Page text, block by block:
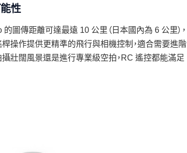
性
圖傳距離可達最遠 10 公里（日本國內為 6 公里），
操作提供更精準的飛行與相機控制，適合需要進階
壯闊風景還是進行專業級空拍，RC 遙控都能滿足